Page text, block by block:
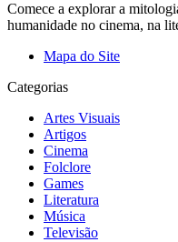
Comece a explorar a
humanidade no cinema, na
Mapa do Site
Categorias
Artes Visuais
Artigos
Cinema
Folclore
Games
Literatura
Música
Televisão